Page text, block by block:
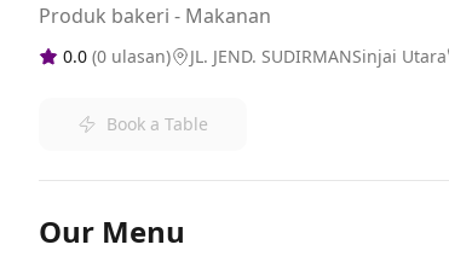
Produk bakeri - Makanan
0.0 (0 ulasan) JL. JEND. SUDIRMANSinjai Utara
Book a Table
Our Menu